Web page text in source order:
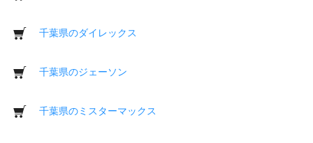
千葉県のダイレックス
千葉県のジェーソン
千葉県のミスターマックス